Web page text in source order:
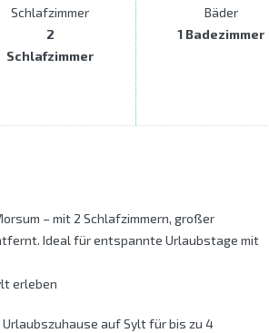
Schlafzimmer
2
Schlafzimmer
Bäder
1 Badezimmer
– mit 2 Schlafzimmern, großer
Ideal für entspannte Urlaubstage mit
erleben
auf Sylt für bis zu 4